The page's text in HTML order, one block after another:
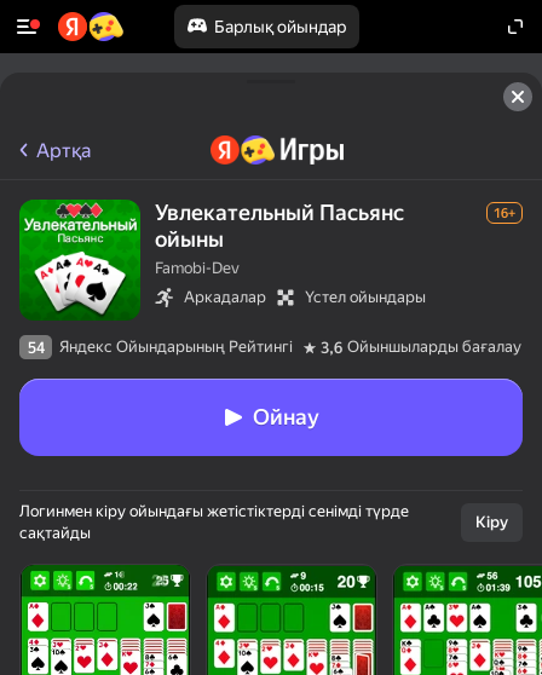
Барлық ойындар
Артқа
Увлекательный Пасьянс
ойыны
16+
Famobi-Dev
Аркадалар
Үстел ойындары
54 Яндекс Ойындарының Рейтингі 3,6 Ойыншыларды бағалау
Ойнау
Логинмен кіру ойындағы жетістіктерді сенімді түрде
сақтайды
Кіру